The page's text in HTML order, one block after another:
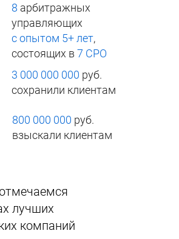
8 арбитражных
управляющих
с опытом 5+ лет,
состоящих в 7 СРО
3 000 000 000 руб.
сохранили клиентам
800 000 000 руб.
взыскали клиентам
лучших
компаний